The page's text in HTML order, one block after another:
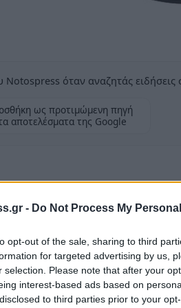
- Do Not Process My
opt-out of the sale, sharing to third
for targeted advertising by us,
selection. Please note that after your
interest-based ads based on
to third parties prior to your
όταν αναζητάς ειδήσεις
ως προτιμώμενη πηγή
αποτελέσματα της Google
Γρηγόρης Αποστολάκος
γ.γ. Υπουργείου Αγροτικής